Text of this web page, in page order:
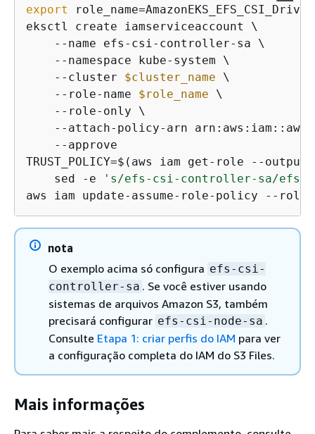
export
eksctl create iamserviceaccount \
    --name efs-csi-controller-sa \
    --namespace kube-system \
    --cluster
$cluster_name \
    --role-name
$role_name \
    --role-only \
--attach-policy-arn
    --approve
TRUST_POLICY=$(aws iam get-role --
    sed -e
's/efs-csi-controller-sa/
aws iam update-assume-role-policy --role-
nota
O exemplo acima só configura efs-csi-
controller-sa . Se você estiver usando
sistemas de arquivos Amazon S3, também
precisará configurar efs-csi-node-sa .
Consulte Etapa 1: criar perfis do IAM para ver
a configuração completa do IAM do S3 Files.
Mais informações